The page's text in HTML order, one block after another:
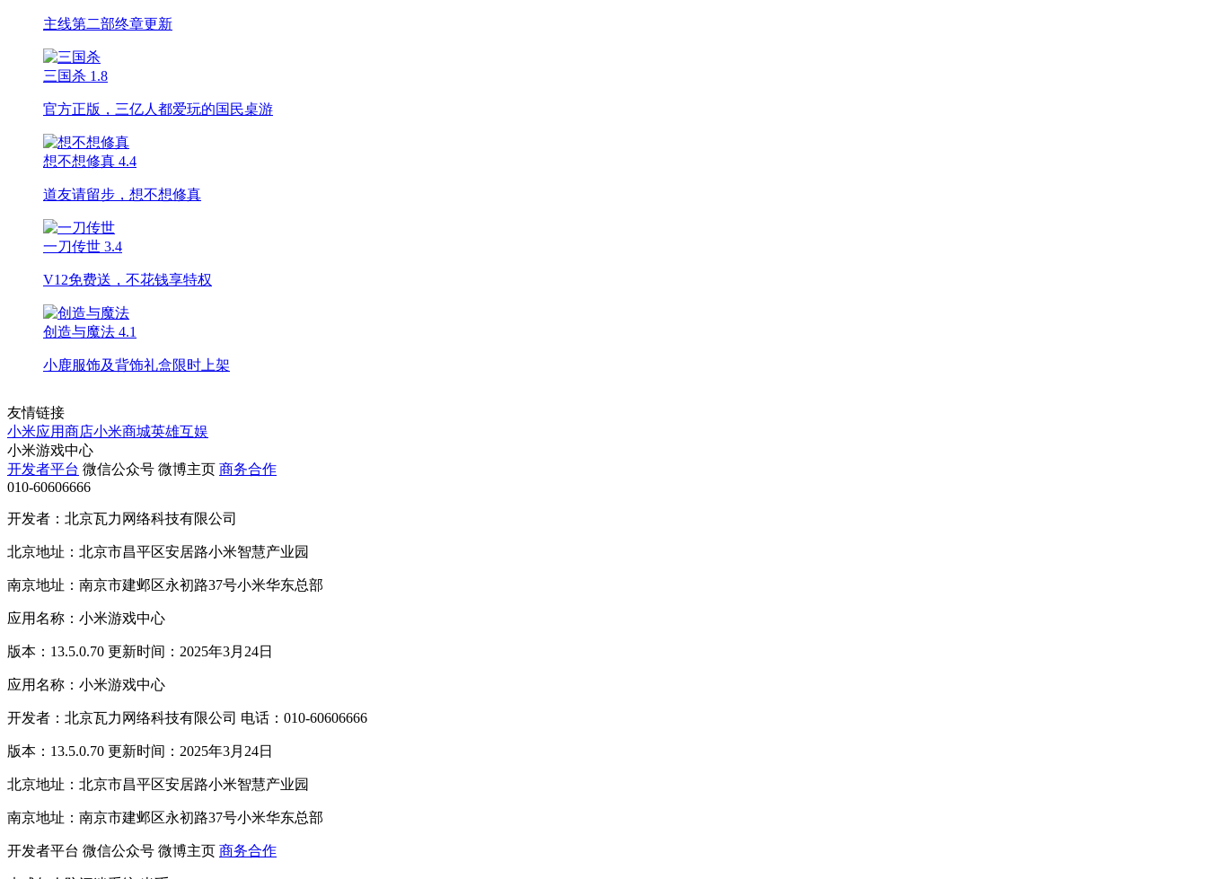
主线第二部终章更新
三国杀 1.8
官方正版，三亿人都爱玩的国民桌游
想不想修真 4.4
道友请留步，想不想修真
一刀传世 3.4
V12免费送，不花钱享特权
创造与魔法 4.1
小鹿服饰及背饰礼盒限时上架
友情链接
小米应用商店小米商城英雄互娱
小米游戏中心
开发者平台 微信公众号 微博主页 商务合作
010-60606666
开发者：北京瓦力网络科技有限公司
北京地址：北京市昌平区安居路小米智慧产业园
南京地址：南京市建邺区永初路37号小米华东总部
应用名称：小米游戏中心
版本：13.5.0.70 更新时间：2025年3月24日
应用名称：小米游戏中心
开发者：北京瓦力网络科技有限公司 电话：010-60606666
版本：13.5.0.70 更新时间：2025年3月24日
北京地址：北京市昌平区安居路小米智慧产业园
南京地址：南京市建邺区永初路37号小米华东总部
开发者平台 微信公众号 微博主页 商务合作